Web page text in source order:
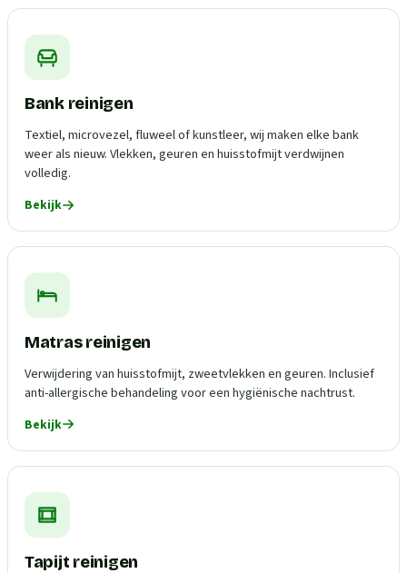
Bank reinigen
Textiel, microvezel, fluweel of kunstleer, wij maken elke bank
weer als nieuw. Vlekken, geuren en huisstofmijt verdwijnen
volledig.
Bekijk
Matras reinigen
Verwijdering van huisstofmijt, zweetvlekken en geuren. Inclusief
anti-allergische behandeling voor een hygiënische nachtrust.
Bekijk
Tapijt reinigen